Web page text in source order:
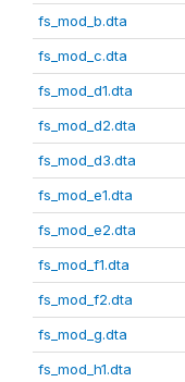
fs_mod_b.dta
fs_mod_c.dta
fs_mod_d1.dta
fs_mod_d2.dta
fs_mod_d3.dta
fs_mod_e1.dta
fs_mod_e2.dta
fs_mod_f1.dta
fs_mod_f2.dta
fs_mod_g.dta
fs_mod_h1.dta